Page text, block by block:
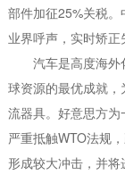
部件加征25%关税
业界呼声，实时矫正
汽车是高度海外
球资源的最优成就
流器具。好意思方为
严重抵触WTO法规
形成较大冲击，并